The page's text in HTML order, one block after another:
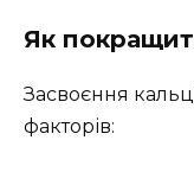
Як
Засвоєння
факторів: